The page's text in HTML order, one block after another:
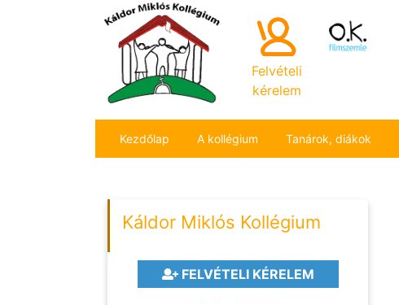
Felvételi
kérelem
Kezdőlap A kollégium Tanárok, diákok
Káldor Miklós Kollégium
FELVÉTELI KÉRELEM